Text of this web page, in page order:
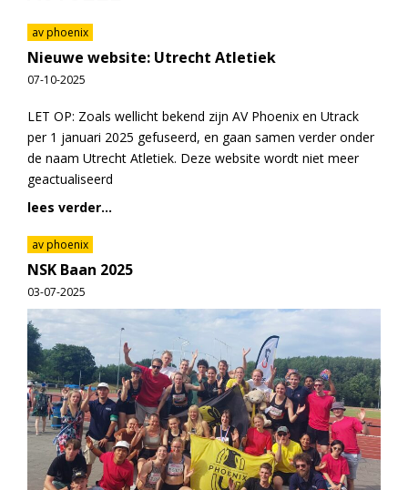
av phoenix
Nieuwe website: Utrecht Atletiek
07-10-2025
LET OP: Zoals wellicht bekend zijn AV Phoenix en Utrack
per 1 januari 2025 gefuseerd, en gaan samen verder onder
de naam Utrecht Atletiek. Deze website wordt niet meer
geactualiseerd
lees verder...
av phoenix
NSK Baan 2025
03-07-2025